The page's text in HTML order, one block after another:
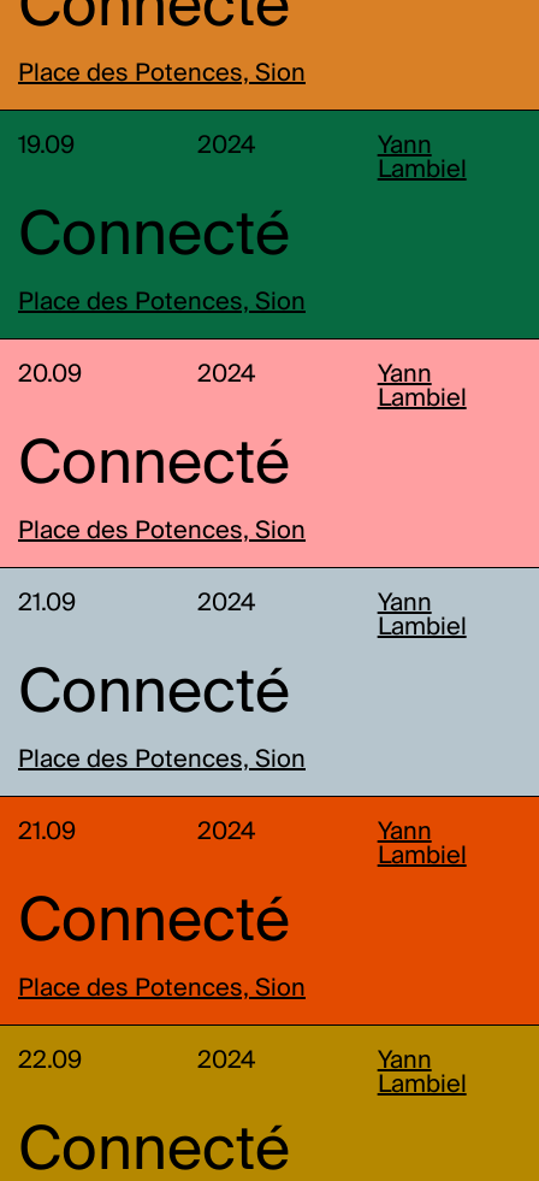
Place des Potences, Sion
19.09 2024
Yann
Lambiel
Connecté
Place des Potences, Sion
20.09 2024
Yann
Lambiel
Connecté
Place des Potences, Sion
21.09 2024
Yann
Lambiel
Connecté
Place des Potences, Sion
21.09 2024
Yann
Lambiel
Connecté
Place des Potences, Sion
22.09 2024
Yann
Lambiel
Connecté